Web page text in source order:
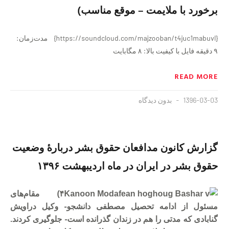
برخورد با ملایمت – موقع مناسب)
{https://soundcloud.com/majzooban/t4juc1mabuvl} مدت‌زمان:
۹ دقيقه فايل با کیفیت بالا: ۸ مگابایت
READ MORE
1396-03-03 بدون دیدگاه
گزارش کانون مدافعان حقوق بشر دربارهٔ وضعیت
حقوق بشر در ایران در ماه اردیبهشت ۱۳۹۶
۴) مقام‌های
مسئول از ادامه تحصیل مصطفی دانشجو- وکیل دراویش
گنابادی که مدتی را هم در زندان گذرانده است- جلوگیری کردند.